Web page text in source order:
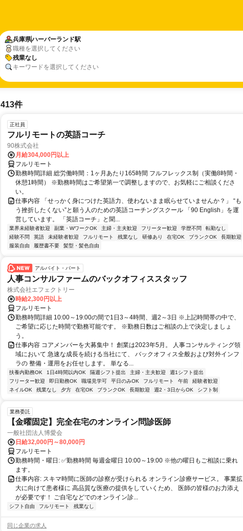
兵庫県ハーバーランド駅
職種を選択してください
残業なし
キーワードを選択してください
413件
正社員
フルリモートの英語コーチ
90株式会社
月給304,000円以上
フルリモート
勤務時間詳細 総労働時間：1ヶ月あたり165時間 フルフレックス制（実働8時間・
休憩1時間） ※勤務時間はご希望第一で調整しますので、お気軽にご相談くださ
い。
仕事内容 「せっかく身につけた英語力、使わないまま眠らせていませんか？」 “も
う挫折したくない”と願う人のための英語コーチングスクール 「90 English」を運
営しています。 「英語コーチ」と聞...
業界未経験者歓迎 副業・WワークOK 主婦・主夫歓迎 フリーター歓迎 学歴不問
転勤なし
経験不問
英語 未経験者歓迎 フルリモート 残業なし 研修あり 在宅OK ブランクOK
長期歓迎
服装自由
履歴書不要 髪型・髪色自由
アルバイト・パート
人事コンサルファームのバックオフィススタッフ
株式会社エフェクトリー
時給2,300円以上
フルリモート
勤務時間詳細 10:00～19:00の間で1日3～4時間、週2～3日 ※上記時間帯の中で、
ご希望に応じた時間で勤務可能です。 ※勤務日数はご相談の上で決定しましょ
う。
仕事内容 コアメンバーを大募集中！ 創業は2023年5月。 人事コンサルティング領
域において 急速な成長を続ける当社にて、 バックオフィス全般および対外インフ
ラの 整備・運用をお任せします。 単なる...
扶養内勤務OK 1日4時間以内OK 隔週シフト提出 主婦・主夫歓迎
週1シフト提出
フリーター歓迎
即日勤務OK 職場見学可 平日のみOK フルリモート 午前
経験者歓迎
ネイルOK
残業なし 夕方 在宅OK ブランクOK 長期歓迎 週2・3日からOK シフト制
業務委託
【金曜固定】完全在宅のオンライン問診医師
一般社団法人博愛会
日給32,000円～80,000円
フルリモート
勤務時間・曜日: ✅勤務時間 毎週金曜日 10:00～19:00 ※他の曜日もご相談に乗れ
ます。
仕事内容: スキマ時間に医師の診察が受けられる オンライン診療サービス。 事業拡
大に向けて患者様に 高品質な医療の提供をしていくため、 医師の皆様のお力添え
が必要です！ ご自宅などでのオンライン診...
シフト自由 フルリモート 残業なし
同じ企業の求人